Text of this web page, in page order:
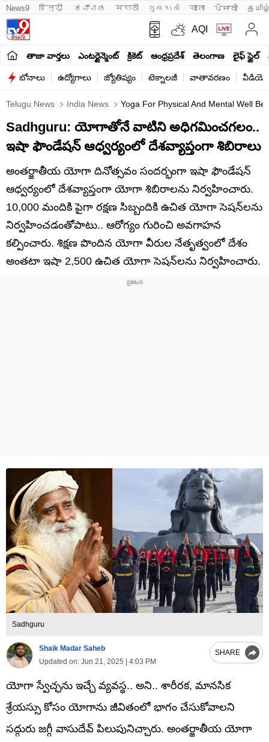
News9 हिन्दी ಕನ್ನಡ मराठी ગુજરાતી বাংলা ਪੰਜਾਬੀ
AQI
తాజా వార్తలు ఎంటర్టైన్మెంట్ క్రికెట్ ఆంధ్రప్రదేశ్ తెలంగాణ లైఫ్ స్టైల్
బోనాలు ఉద్యోగాలు జ్యోతిష్యం టెక్నాలజీ వాతావరణం
Telugu News India News Yoga For Physical And Mental Well
Sadhguru: యోగాతోనే వాటిని అధిగమించగలం..
ఇషా ఫౌండేషన్ ఆధ్వర్యంలో దేశవ్యాప్తంగా శిబిరాలు
అంతర్జాతీయ యోగా దినోత్సవం సందర్భంగా ఇషా ఫౌండేషన్
ఆధ్వర్యంలో దేశవ్యాప్తంగా యోగా శిబిరాలను నిర్వహించారు.
10,000 మందికి పైగా రక్షణ సిబ్బందికి ఉచిత యోగా సెషన్‌లను
నిర్వహించడంతోపాటు.. ఆరోగ్యం గురించి అవగాహన
కల్పించారు. శిక్షణ పొందిన యోగా వీరుల నేతృత్వంలో దేశం
అంతటా ఇషా 2,500 ఉచిత యోగా సెషన్‌లను నిర్వహించారు.
Sadhguru
Shaik Madar Saheb
Updated on: Jun 21, 2025 | 4:03 PM
SHARE
యోగా స్వేచ్ఛను ఇచ్చే వ్యవస్థ.. అని.. శారీరక, మానసిక
శ్రేయస్సు కోసం యోగాను జీవితంలో భాగం చేసుకోవాలని
సద్గురు జగ్గీ వాసుదేవ్ పిలుపునిచ్చారు. అంతర్జాతీయ యోగా